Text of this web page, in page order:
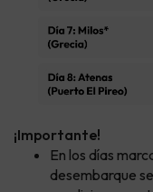
¡Importante!
En los días
desembarque